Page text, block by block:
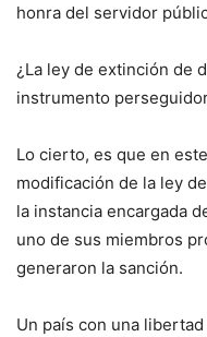
honra del servidor
¿La ley de extinción de
instrumento
Lo cierto, es que en
modificación de la ley
la instancia encargada
uno de sus miembros
generaron la sanción.
Un país con una